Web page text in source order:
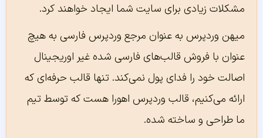
مشکلات زیادی برای سایت شما ایجاد خواهند کرد.
میهن وردپرس به عنوان مرجع وردپرس فارسی به هیچ
عنوان با فروش قالب‌های فارسی شده غیر اوریجینال
اصالت خود را فدای پول نمی‌کند. تنها قالب حرفه‌ای که
ارائه می‌کنیم، قالب وردپرس اهورا هست که توسط تیم
ما طراحی و ساخته شده.